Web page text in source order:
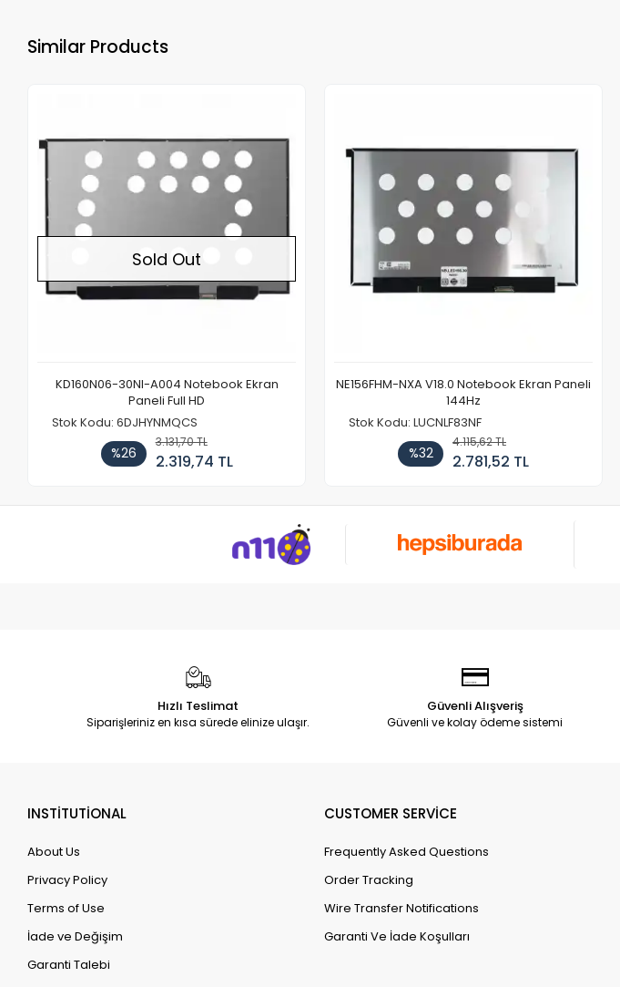
Similar Products
Sold Out
KD160N06-30NI-A004 Notebook Ekran
Paneli Full HD
Stok Kodu: 6DJHYNMQCS
%26
3.131,70 TL
2.319,74 TL
NE156FHM-NXA V18.0 Notebook Ekran Paneli
144Hz
Stok Kodu: LUCNLF83NF
%32
4.115,62 TL
2.781,52 TL
Hızlı Teslimat
Siparişleriniz en kısa sürede elinize ulaşır.
Güvenli Alışveriş
Güvenli ve kolay ödeme sistemi
INSTİTUTİONAL
About Us
Privacy Policy
Terms of Use
İade ve Değişim
Garanti Talebi
CUSTOMER SERVİCE
Frequently Asked Questions
Order Tracking
Wire Transfer Notifications
Garanti Ve İade Koşulları